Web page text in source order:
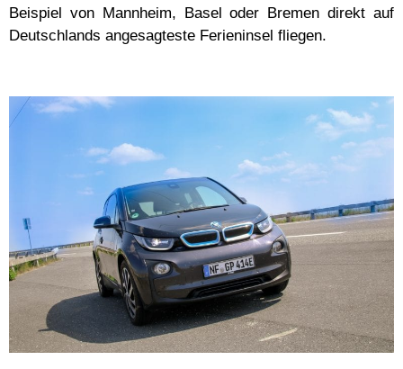
Beispiel von Mannheim, Basel oder Bremen direkt auf
Deutschlands angesagteste Ferieninsel fliegen.